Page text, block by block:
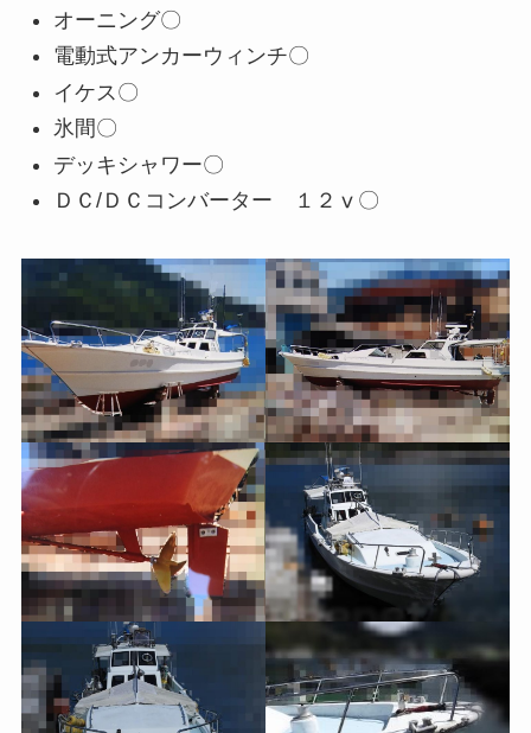
オーニング〇
電動式アンカーウィンチ〇
イケス〇
氷間〇
デッキシャワー〇
ＤＣ/ＤＣコンバーター １２ⅴ〇